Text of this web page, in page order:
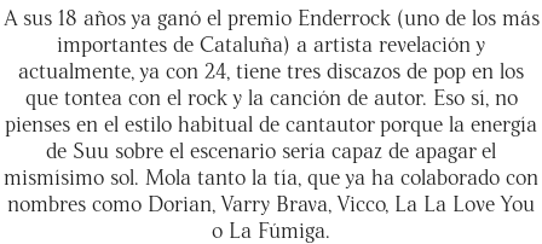
A sus 18 años ya ganó el premio Enderrock (uno de los más
importantes de Cataluña) a artista revelación y
actualmente, ya con 24, tiene tres discazos de pop en los
que tontea con el rock y la canción de autor. Eso sí, no
pienses en el estilo habitual de cantautor porque la energía
de Suu sobre el escenario sería capaz de apagar el
mismísimo sol. Mola tanto la tía, que ya ha colaborado con
nombres como Dorian, Varry Brava, Vicco, La La Love You
o La Fúmiga.